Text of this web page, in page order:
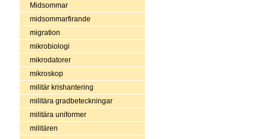
Midsommar
midsommarfirande
migration
mikrobiologi
mikrodatorer
mikroskop
militär krishantering
militära gradbeteckningar
militära uniformer
militären